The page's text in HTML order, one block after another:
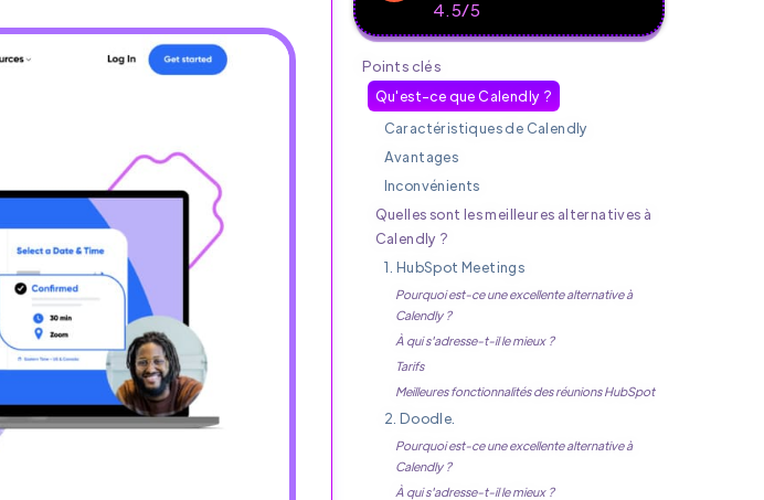
4.5/5
Points clés
Qu'est-ce que Calendly ?
Caractéristiques de Calendly
Avantages
Inconvénients
Quelles sont les meilleures alternatives à
Calendly ?
1. HubSpot Meetings
Pourquoi est-ce une excellente alternative à
Calendly ?
À qui s'adresse-t-il le mieux ?
Tarifs
Meilleures fonctionnalités des réunions HubSpot
2. Doodle.
Pourquoi est-ce une excellente alternative à
Calendly ?
À qui s'adresse-t-il le mieux ?